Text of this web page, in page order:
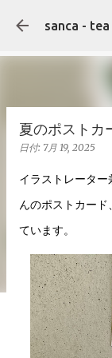
スキッ
sanca -
夏のポストカ
日付: 7月 19, 2025
イラストレータ
んのポストカー
ています。